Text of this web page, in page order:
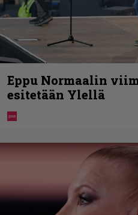
Eppu Normaalin
esitetään Ylellä